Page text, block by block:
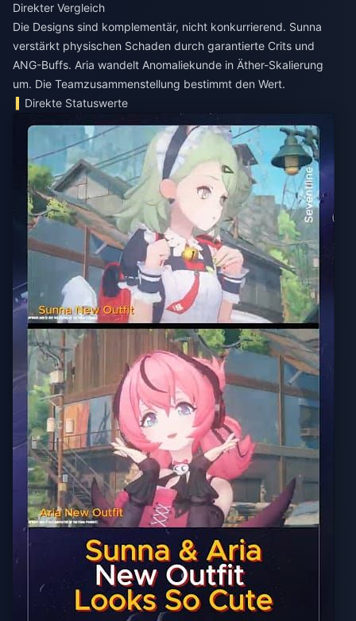
Direkter Vergleich
Die Designs sind komplementär, nicht konkurrierend. Sunna
verstärkt physischen Schaden durch garantierte Crits und
ANG-Buffs. Aria wandelt Anomaliekunde in Äther-Skalierung
um. Die Teamzusammenstellung bestimmt den Wert.
Direkte Statuswerte